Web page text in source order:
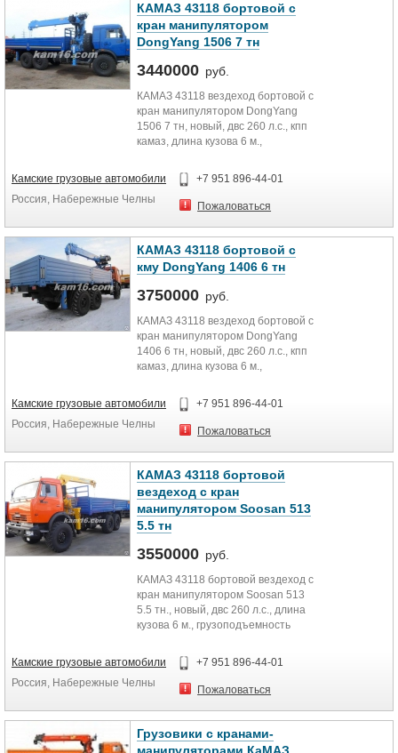
КАМАЗ 43118 бортовой с
кран манипулятором
DongYang 1506 7 тн
3440000 руб.
КАМАЗ 43118 вездеход бортовой с
кран манипулятором DongYang
1506 7 тн, новый, двс 260 л.с., кпп
камаз, длина кузова 6 м.,
Камские грузовые автомобили
Россия, Набережные Челны
+7 951 896-44-01
Пожаловаться
КАМАЗ 43118 бортовой с
кму DongYang 1406 6 тн
3750000 руб.
КАМАЗ 43118 вездеход бортовой с
кран манипулятором DongYang
1406 6 тн, новый, двс 260 л.с., кпп
камаз, длина кузова 6 м.,
Камские грузовые автомобили
Россия, Набережные Челны
+7 951 896-44-01
Пожаловаться
КАМАЗ 43118 бортовой
вездеход с кран
манипулятором Soosan 513
5.5 тн
3550000 руб.
КАМАЗ 43118 бортовой вездеход с
кран манипулятором Soosan 513
5.5 тн., новый, двс 260 л.с., длина
кузова 6 м., грузоподъемность
Камские грузовые автомобили
Россия, Набережные Челны
+7 951 896-44-01
Пожаловаться
Грузовики с кранами-